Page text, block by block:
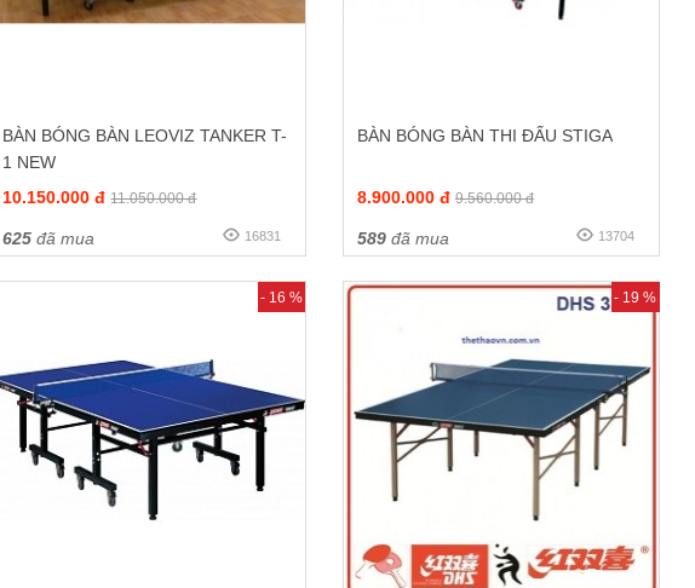
BÀN BÓNG BÀN LEOVIZ TANKER T-
1 NEW
10.150.000 đ 11.050.000 đ
625 đã mua 16831
BÀN BÓNG BÀN THI ĐẤU STIGA
8.900.000 đ 9.560.000 đ
589đã mua 13704
- 16 % - 19 %